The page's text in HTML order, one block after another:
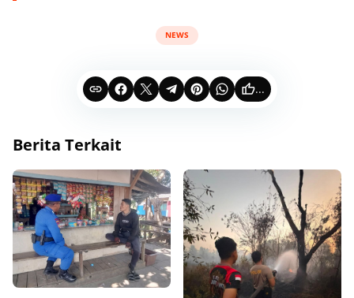
NEWS
...
Berita Terkait